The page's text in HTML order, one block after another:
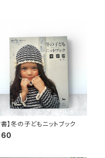
書】冬の子どもニットブック